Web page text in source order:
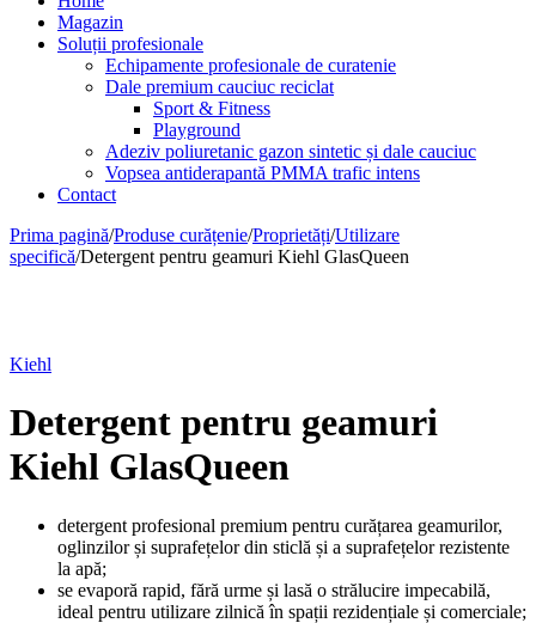
Magazin
Soluții profesionale
Echipamente profesionale de curatenie
Dale premium cauciuc reciclat
Sport & Fitness
Playground
Adeziv poliuretanic gazon sintetic și dale cauciuc
Vopsea antiderapantă PMMA trafic intens
Contact
Prima pagină/Produse curățenie/Proprietăți/Utilizare
specifică/Detergent pentru geamuri Kiehl GlasQueen
Kiehl
Detergent pentru geamuri
Kiehl GlasQueen
detergent profesional premium pentru curățarea geamurilor,
oglinzilor și suprafețelor din sticlă și a suprafețelor rezistente
la apă;
se evaporă rapid, fără urme și lasă o strălucire impecabilă,
ideal pentru utilizare zilnică în spații rezidențiale și comerciale;